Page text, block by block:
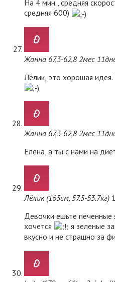
На 4 мин., средняя
средняя 600)
Жанна 67,3-62,8 2мес
Лёлик, это хорошая
Жанна 67,3-62,8 2мес
Елена, а ты с нами на
Лёлик (165см, 57.5-53.7кг)
Девочки ешьте печенные
хочется
я зеленые
вкусно и не страшно за